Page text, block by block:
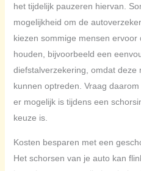
het tijdelijk pauzeren hiervan.
mogelijkheid om de
kiezen sommige mensen
houden, bijvoorbeeld een
diefstalverzekering, omdat deze
kunnen optreden. Vraag
er mogelijk is tijdens een
keuze is.
Kosten besparen met een
Het schorsen van je auto kan